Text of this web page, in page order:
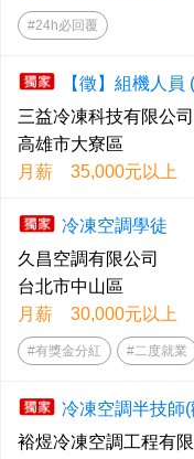
#24h必回覆
三益冷凍科技有限公司
高雄市大寮區
月薪 35,000元以上
冷凍空調學徒
久昌空調有限公司
台北市中山區
月薪 30,000元以上
#有獎金分紅 #二度就業
冷凍空調半技師
裕煜冷凍空調工程有限